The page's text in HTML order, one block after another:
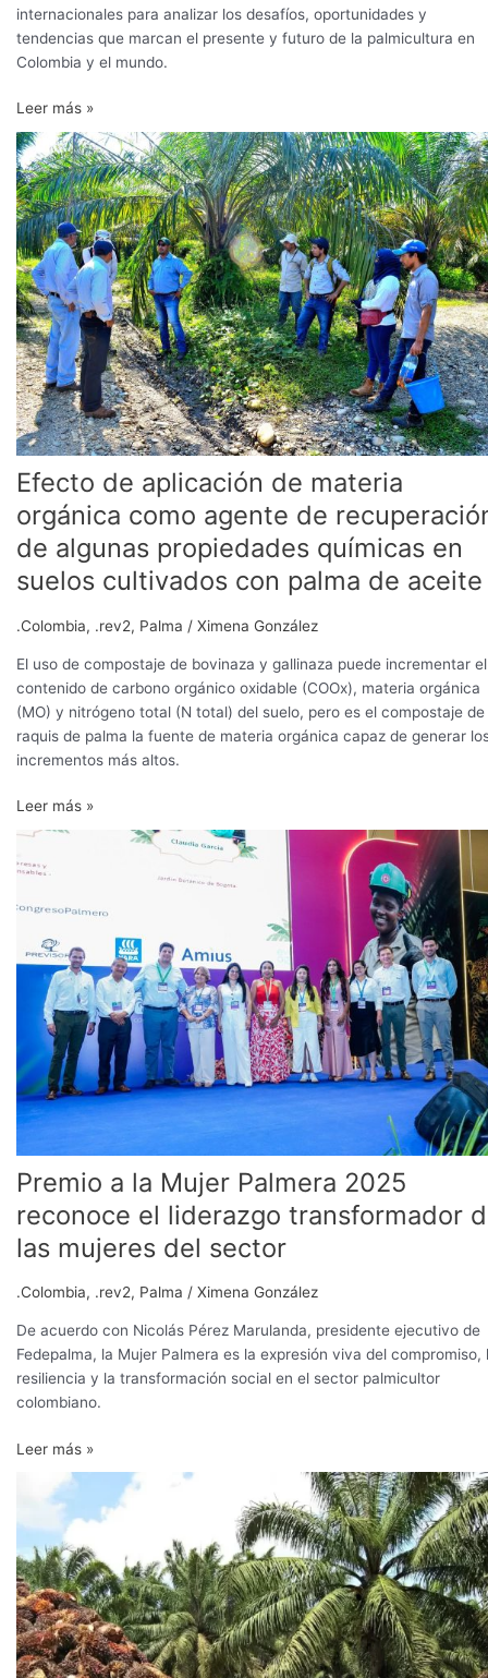
internacionales para analizar los desafíos, oportunidades y
tendencias que marcan el presente y futuro de la palmicultura en
Colombia y el mundo.
Leer más »
Efecto de aplicación de materia
orgánica como agente de
de algunas propiedades químicas en
suelos cultivados con palma de aceite
.Colombia, .rev2, Palma / Ximena González
El uso de compostaje de bovinaza y gallinaza puede incrementar el
contenido de carbono orgánico oxidable (COOx), materia orgánica
(MO) y nitrógeno total (N total) del suelo, pero es el compostaje de
raquis de palma la fuente de materia orgánica capaz de generar
incrementos más altos.
Efecto
de
aplicación
de
materia
orgánica
como
agente
de
recuperación
de
algunas
propiedades
químicas
en
cultivados
con
palma
aceite
Leer más »
Premio a la Mujer Palmera 2025
reconoce el liderazgo transformador
las mujeres del sector
.Colombia, .rev2, Palma / Ximena González
De acuerdo con Nicolás Pérez Marulanda, presidente ejecutivo de
Fedepalma, la Mujer Palmera es la expresión viva del compromiso,
resiliencia y la transformación social en el sector palmicultor
colombiano.
Premio
a
Mujer
Palmera
2025
reconoce
liderazgo
transformador
de
las
mujeres
del
sector
Leer más »
Desarrollo
sostenible,
entre
los
desafíos
del
sector
palmero